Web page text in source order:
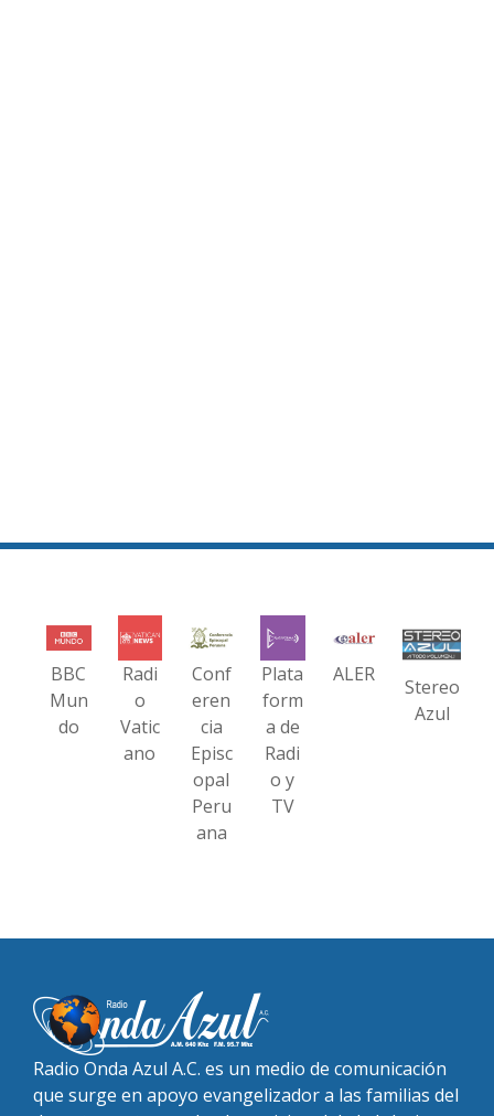
BBC
Mun
do
Radi
o
Vatic
ano
Conf
eren
cia
Episc
opal
Peru
ana
Plata
form
a de
Radi
o y
TV
ALER
Stereo
Azul
Radio Onda Azul A.C. es un medio de comunicación
que surge en apoyo evangelizador a las familias del